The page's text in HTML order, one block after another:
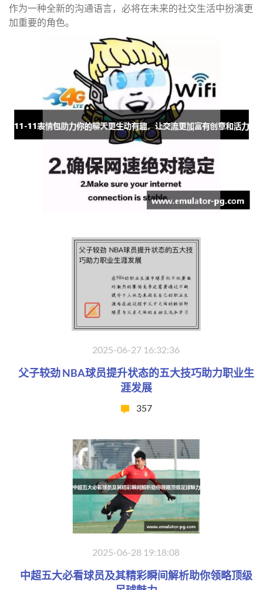
作为一种全新的沟通语言，必将在未来的社交生活中扮演更
加重要的角色。
2025-06-27 16:32:36
父子较劲 NBA球员提升状态的五大技巧助力职业生
涯发展
357
2025-06-28 19:18:08
中超五大必看球员及其精彩瞬间解析助你领略顶级